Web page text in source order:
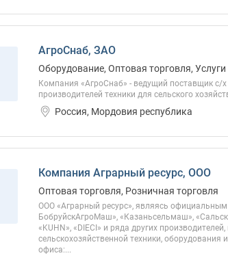
АгроСнаб, ЗАО
Оборудование, Оптовая торговля, Услуги
Компания «АгроСнаб» - ведущий поставщик с/
производителей техники для сельского
Россия, Мордовия республика
Компания Аграрный ресурс, ООО
Оптовая торговля, Розничная торговля
ООО «Аграрный ресурс», являясь
БобруйскАгроМаш», «Казаньсельмаш»,
«KUHN», «DIECI» и ряда других
сельскохозяйственной техники,
офиса:...